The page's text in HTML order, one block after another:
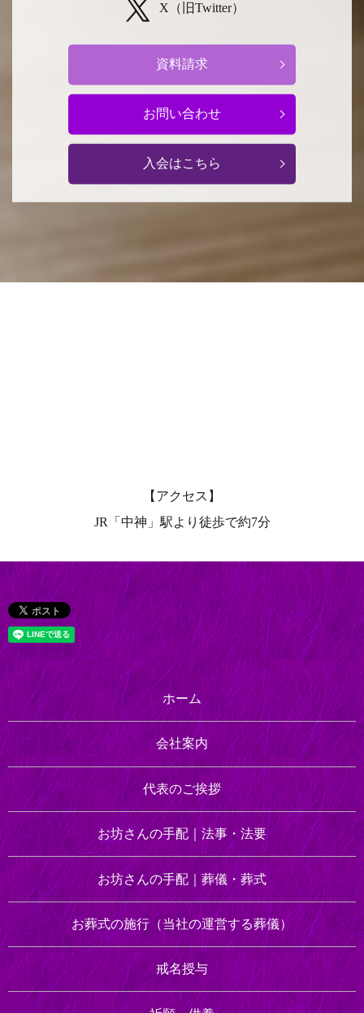
X（旧Twitter）
資料請求
お問い合わせ
入会はこちら
【アクセス】
JR「中神」駅より徒歩で約7分
ホーム
会社案内
代表のご挨拶
お坊さんの手配｜法事・法要
お坊さんの手配｜ 葬儀・葬式
お葬式の施行（当社の運営する葬儀）
戒名授与